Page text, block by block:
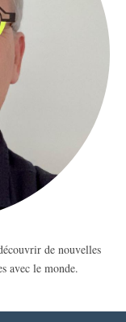
de nouvelles
avec le monde.